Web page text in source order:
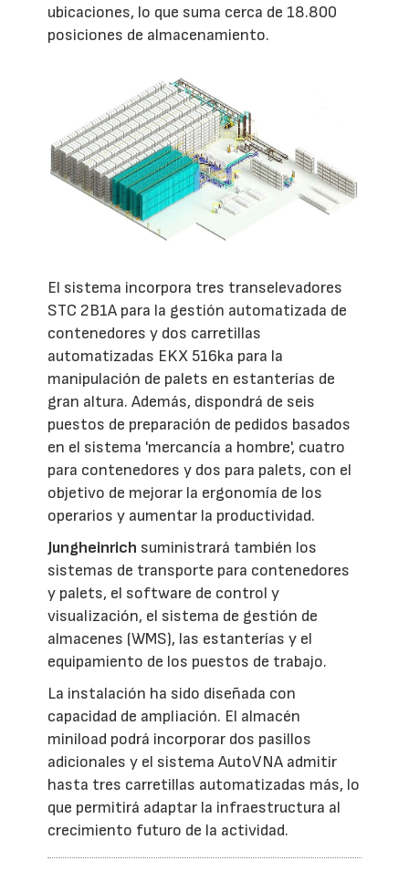
ubicaciones, lo que suma cerca de 18.800
posiciones de almacenamiento.
El sistema incorpora tres transelevadores
STC 2B1A para la gestión automatizada de
contenedores y dos carretillas
automatizadas EKX 516ka para la
manipulación de palets en estanterías de
gran altura. Además, dispondrá de seis
puestos de preparación de pedidos basados
en el sistema 'mercancía a hombre', cuatro
para contenedores y dos para palets, con el
objetivo de mejorar la ergonomía de los
operarios y aumentar la productividad.
Jungheinrich suministrará también los
sistemas de transporte para contenedores
y palets, el software de control y
visualización, el sistema de gestión de
almacenes (WMS), las estanterías y el
equipamiento de los puestos de trabajo.
La instalación ha sido diseñada con
capacidad de ampliación. El almacén
miniload podrá incorporar dos pasillos
adicionales y el sistema AutoVNA admitir
hasta tres carretillas automatizadas más, lo
que permitirá adaptar la infraestructura al
crecimiento futuro de la actividad.